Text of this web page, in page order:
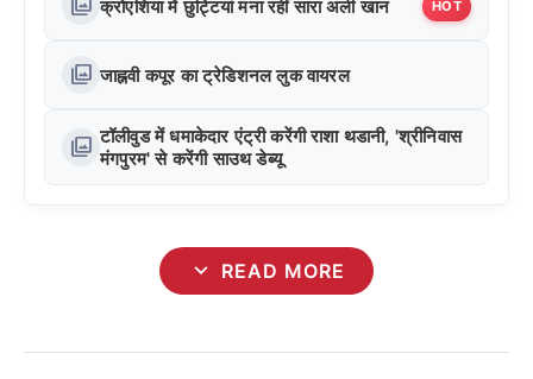
photo_library क्रोएशिया में छुट्टियां मना रहीं सारा अली खान HOT
photo_library जाह्नवी कपूर का ट्रेडिशनल लुक वायरल
photo_library टॉलीवुड में धमाकेदार एंट्री करेंगी राशा थडानी, 'श्रीनिवास
मंगपुरम' से करेंगी साउथ डेब्यू
expand_more READ MORE